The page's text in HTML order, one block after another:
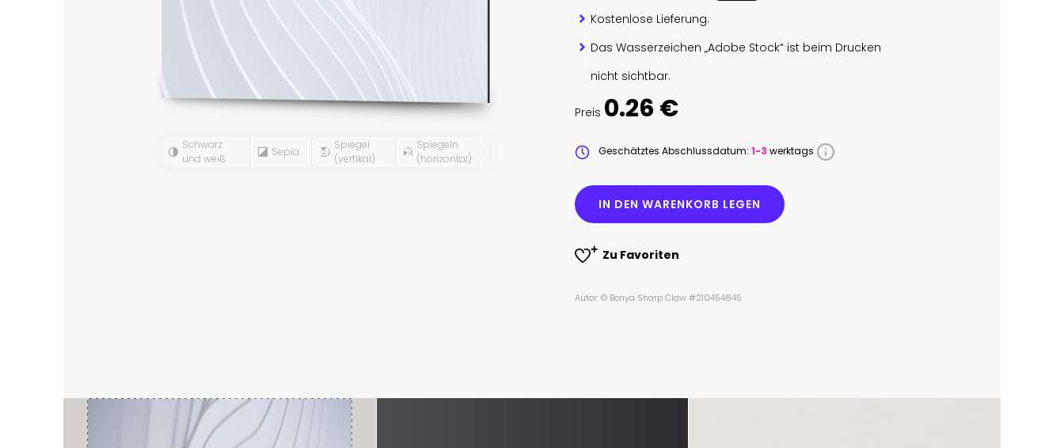
Schwarz
und weiß
Sepia
Spiegel
(vertikal)
Spiegeln
(horizontal)
Kostenlose Lieferung.
Das Wasserzeichen „Adobe Stock“ ist beim Drucken
nicht sichtbar.
Preis 0.26 €
Geschätztes Abschlussdatum: 1-3 werktags
IN DEN WARENKORB LEGEN
Zu Favoriten
Autor: © Bonya Sharp Claw #210454845